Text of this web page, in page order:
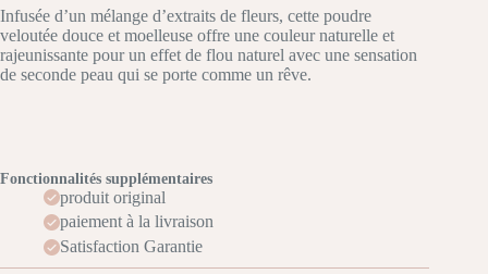
Infusée d’un mélange d’extraits de fleurs, cette poudre
veloutée douce et moelleuse offre une couleur naturelle et
rajeunissante pour un effet de flou naturel avec une sensation
de seconde peau qui se porte comme un rêve.
Fonctionnalités supplémentaires
produit original
paiement à la livraison
Satisfaction Garantie